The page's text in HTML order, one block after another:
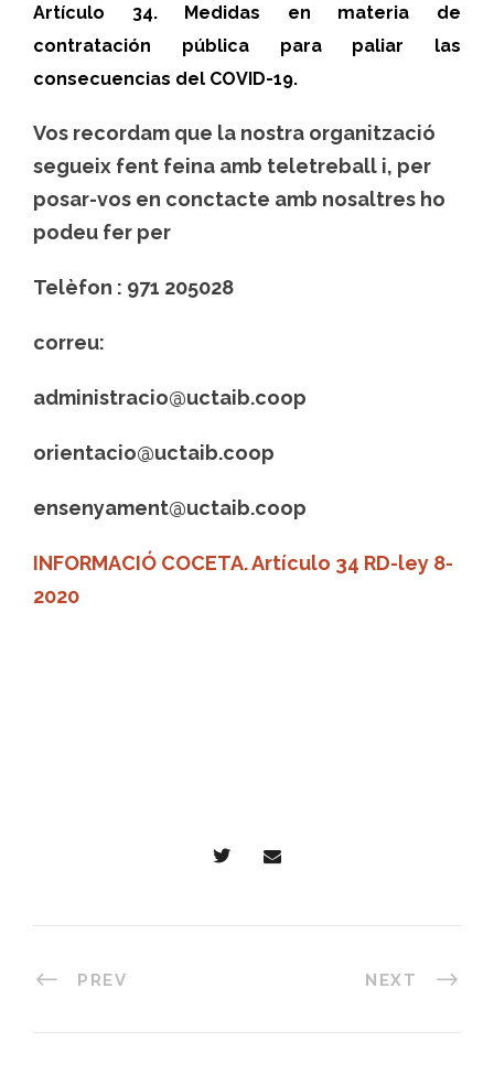
Artículo 34. Medidas en materia de
contratación pública para paliar las
consecuencias del COVID-19.
Vos recordam que la nostra organització
segueix fent feina amb teletreball i, per
posar-vos en conctacte amb nosaltres ho
podeu fer per
Telèfon : 971 205028
correu:
administracio@uctaib.coop
orientacio@uctaib.coop
ensenyament@uctaib.coop
INFORMACIÓ COCETA. Artículo 34 RD-ley 8-
2020
PREV NEXT